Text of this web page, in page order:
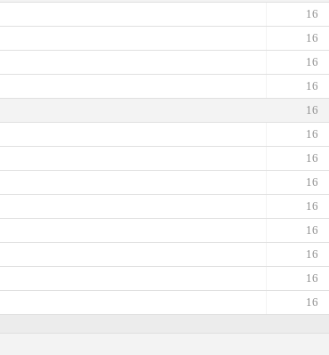
16
16
16
16
16
16
16
16
16
16
16
16
16